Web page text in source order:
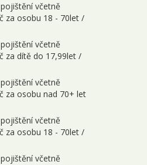
včetně
za osobu 18 - 70let /
včetně
za dítě do 17,99let /
včetně
za osobu nad 70+ let
včetně
za osobu 18 - 70let /
včetně